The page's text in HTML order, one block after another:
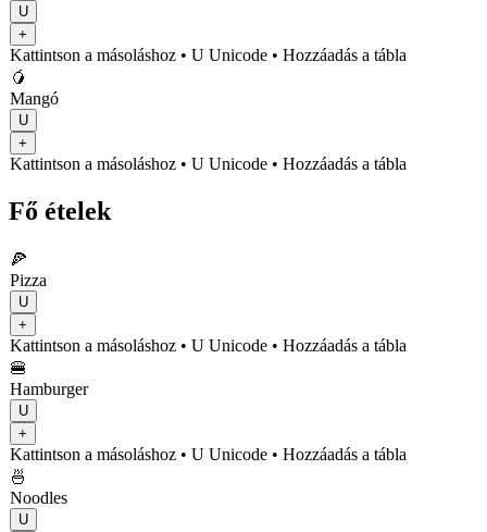
U
+
Kattintson a másoláshoz • U Unicode • Hozzáadás a tábla
🥭
Mangó
U
+
Kattintson a másoláshoz • U Unicode • Hozzáadás a tábla
Fő ételek
🍕
Pizza
U
+
Kattintson a másoláshoz • U Unicode • Hozzáadás a tábla
🍔
Hamburger
U
+
Kattintson a másoláshoz • U Unicode • Hozzáadás a tábla
🍜
Noodles
U